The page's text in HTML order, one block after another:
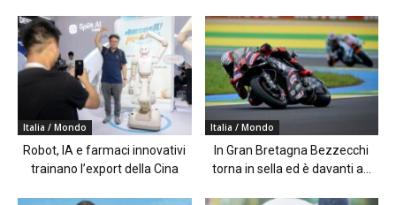
Italia / Mondo
Robot, IA e farmaci innovativi
trainano l’export della Cina
Italia / Mondo
In Gran Bretagna Bezzecchi
torna in sella ed è davanti a...